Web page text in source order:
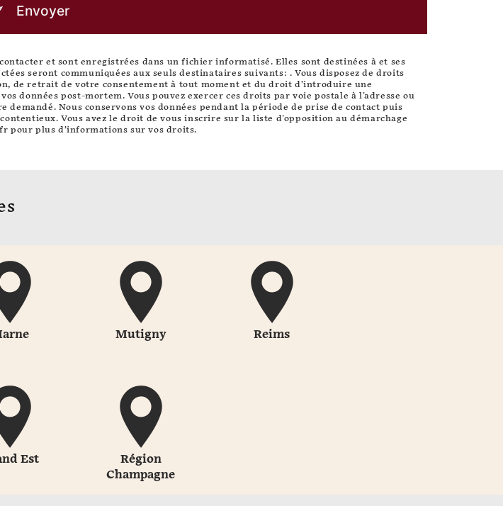
Envoyer
et sont enregistrées dans un fichier informatisé. Elles sont destinées à et ses
seront communiquées aux seuls destinataires suivants: . Vous disposez de droits
de retrait de votre consentement à tout moment et du droit d’introduire une
données post-mortem. Vous pouvez exercer ces droits par voie postale à l'adresse ou
Nous conservons vos données pendant la période de prise de contact puis
Vous avez le droit de vous inscrire sur la liste d'opposition au démarchage
pour plus d’informations sur vos droits.
Mutigny Reims
Est
Région
Champagne